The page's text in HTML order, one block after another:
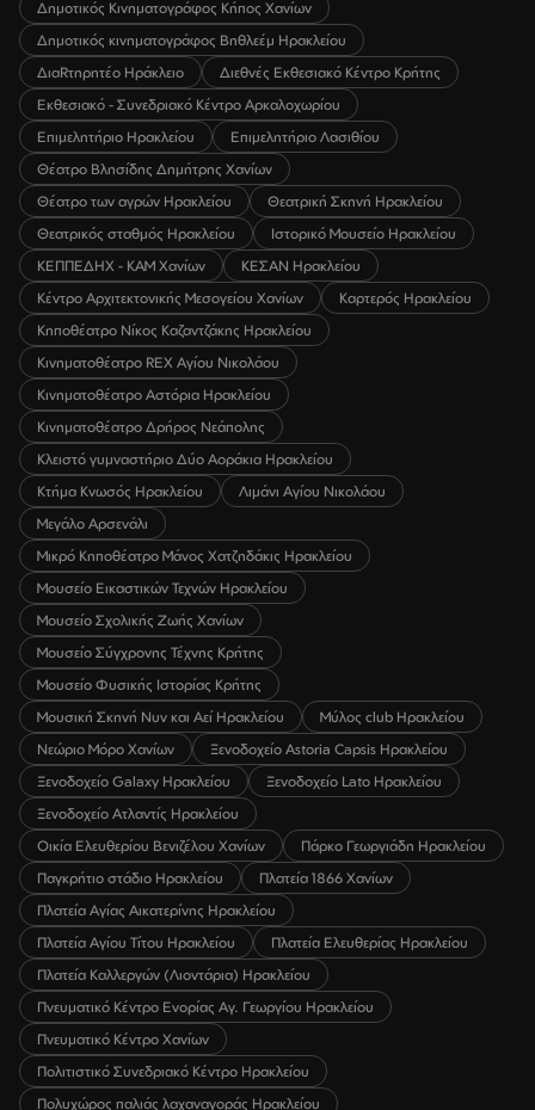
Δημοτικός Κινηματογράφος Κήπος Χανίων
Δημοτικός κινηματογράφος Βηθλεέμ Ηρακλείου
ΔιαRτηρητέο Ηράκλειο
Διεθνές Εκθεσιακό Κέντρο Κρήτης
Εκθεσιακό - Συνεδριακό Κέντρο Αρκαλοχωρίου
Επιμελητήριο Ηρακλείου
Επιμελητήριο Λασιθίου
Θέατρο Βλησίδης Δημήτρης Χανίων
Θέατρο των αγρών Ηρακλείου
Θεατρική Σκηνή Ηρακλείου
Θεατρικός σταθμός Ηρακλείου
Ιστορικό Μουσείο Ηρακλείου
ΚΕΠΠΕΔΗΧ - ΚΑΜ Χανίων
ΚΕΣΑΝ Ηρακλείου
Κέντρο Αρχιτεκτονικής Μεσογείου Χανίων
Καρτερός Ηρακλείου
Κηποθέατρο Νίκος Καζαντζάκης Ηρακλείου
Κινηματοθέατρο REX Αγίου Νικολάου
Κινηματοθέατρο Αστόρια Ηρακλείου
Κινηματοθέατρο Δρήρος Νεάπολης
Κλειστό γυμναστήριο Δύο Αοράκια Ηρακλείου
Κτήμα Κνωσός Ηρακλείου
Λιμάνι Αγίου Νικολάου
Μεγάλο Αρσενάλι
Μικρό Κηποθέατρο Μάνος Χατζηδάκις Ηρακλείου
Μουσείο Εικαστικών Τεχνών Ηρακλείου
Μουσείο Σχολικής Ζωής Χανίων
Μουσείο Σύγχρονης Τέχνης Κρήτης
Μουσείο Φυσικής Ιστορίας Κρήτης
Μουσική Σκηνή Νυν και Αεί Ηρακλείου
Μύλος club Ηρακλείου
Νεώριο Μόρο Χανίων
Ξενοδοχείο Astoria Capsis Ηρακλείου
Ξενοδοχείο Galaxy Ηρακλείου
Ξενοδοχείο Lato Ηρακλείου
Ξενοδοχείο Ατλαντίς Ηρακλείου
Οικία Ελευθερίου Βενιζέλου Χανίων
Πάρκο Γεωργιάδη Ηρακλείου
Παγκρήτιο στάδιο Ηρακλείου
Πλατεία 1866 Χανίων
Πλατεία Αγίας Αικατερίνης Ηρακλείου
Πλατεία Αγίου Τίτου Ηρακλείου
Πλατεία Ελευθερίας Ηρακλείου
Πλατεία Καλλεργών (Λιοντάρια) Ηρακλείου
Πνευματικό Κέντρο Ενορίας Αγ. Γεωργίου Ηρακλείου
Πνευματικό Κέντρο Χανίων
Πολιτιστικό Συνεδριακό Κέντρο Ηρακλείου
Πολυχώρος παλιάς λαχαναγοράς Ηρακλείου